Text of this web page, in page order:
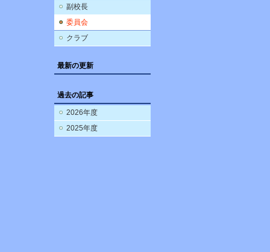
副校長
委員会
クラブ
最新の更新
過去の記事
2026年度
2025年度